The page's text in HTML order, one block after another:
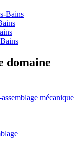
Bains
domaine
mécanique